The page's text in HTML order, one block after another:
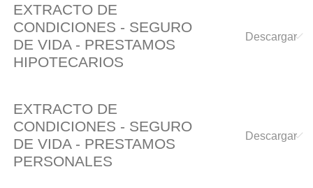
EXTRACTO DE
CONDICIONES - SEGURO
DE VIDA - PRESTAMOS
HIPOTECARIOS
EXTRACTO DE
CONDICIONES - SEGURO
DE VIDA - PRESTAMOS
PERSONALES